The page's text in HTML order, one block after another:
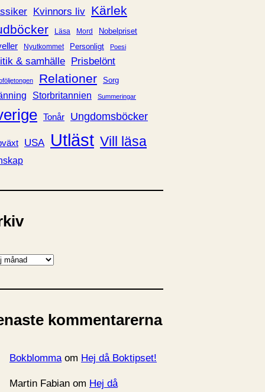
Kvinnors liv Kärlek
Läsa Mord Nobelpriset
Nyutkommet Personligt Poesi
& samhälle Prisbelönt
Relationer Sorg
Storbritannien Summeringar
Tonår Ungdomsböcker
USA Utläst Vill läsa
kommentarerna
Bokblommaom Hej då Boktipset!
Martin Fabian om Hej då